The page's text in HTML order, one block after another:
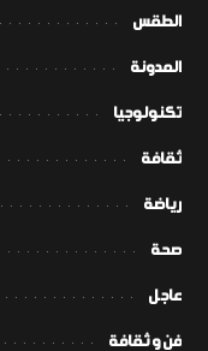
الطقس
المدونة
تكنولوجيا
ثقافة
رياضة
صحة
عاجل
فن و ثقافة